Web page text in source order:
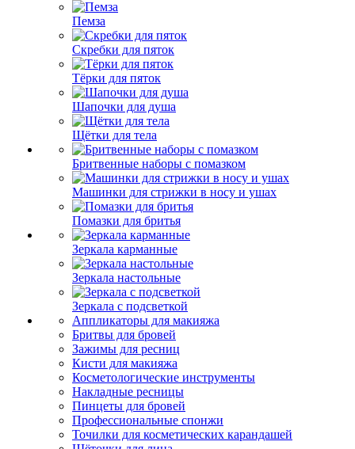
Пемза
Скребки для пяток
Тёрки для пяток
Шапочки для душа
Щётки для тела
Бритвенные наборы с помазком
Машинки для стрижки в носу и ушах
Помазки для бритья
Зеркала карманные
Зеркала настольные
Зеркала с подсветкой
Аппликаторы для макияжа
Бритвы для бровей
Зажимы для ресниц
Кисти для макияжа
Косметологические инструменты
Накладные ресницы
Пинцеты для бровей
Профессиональные спонжи
Точилки для косметических карандашей